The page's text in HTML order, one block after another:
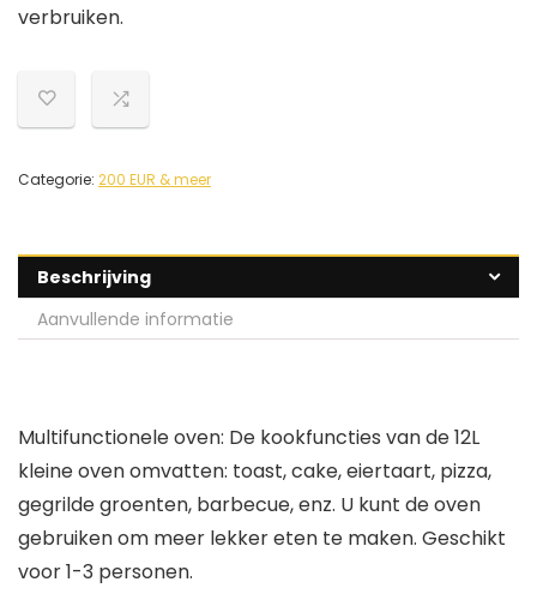
verbruiken.
Categorie: 200 EUR & meer
Beschrijving
Aanvullende informatie
Multifunctionele oven: De kookfuncties van de 12L
kleine oven omvatten: toast, cake, eiertaart, pizza,
gegrilde groenten, barbecue, enz. U kunt de oven
gebruiken om meer lekker eten te maken. Geschikt
voor 1-3 personen.